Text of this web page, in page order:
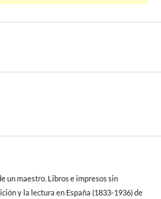
un maestro. Libros e impresos sin
y la lectura en España (1833-1936) de